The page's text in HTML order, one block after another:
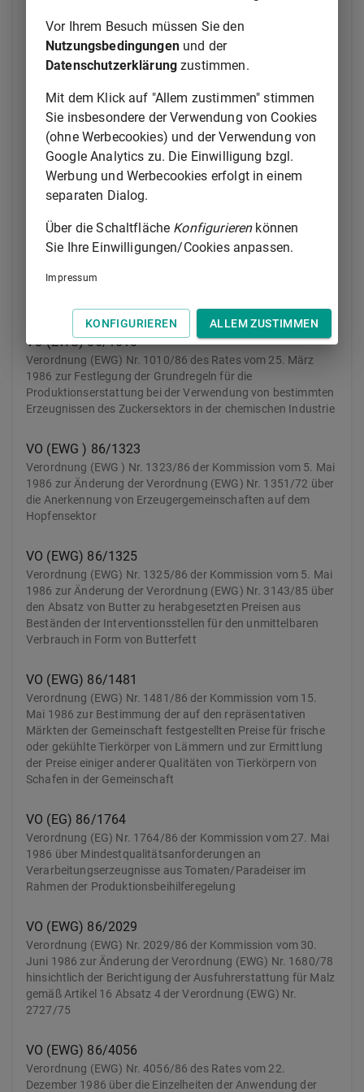
RL 86/415/EWG
Richtlinie des Rates vom 24. Juli 1986 über Einbau, Position,
Betätigungseinrichtungen von land- oder
forstwirtschaftlichen Zugmaschinen auf Rädern
(86/415/EWG)
RL 86/594/EWG
Richtlinie des Rates vom 1. Dezember 1986 über die
RL 86/635/EWG
Jahresabschluß und den konsolidierten Abschluß von
VO (EWG) 86/1010
Verordnung (EWG) Nr. 1010/86 des Rates vom 25. März
1986 zur Festlegung der Grundregeln für die
Produktionserstattung bei der Verwendung von bestimmten
Erzeugnissen des Zuckersektors in der chemischen Industrie
VO (EWG ) 86/1323
Verordnung (EWG ) Nr. 1323/86 der Kommission vom 5. Mai
1986 zur Änderung der Verordnung (EWG) Nr. 1351/72 über
die Anerkennung von Erzeugergemeinschaften auf dem
Hopfensektor
VO (EWG) 86/1325
Verordnung (EWG) Nr. 1325/86 der Kommission vom 5. Mai
1986 zur Änderung der Verordnung (EWG) Nr. 3143/85 über
den Absatz von Butter zu herabgesetzten Preisen aus
Beständen der Interventionsstellen für den unmittelbaren
Verbrauch in Form von Butterfett
VO (EWG) 86/1481
Verordnung (EWG) Nr. 1481/86 der Kommission vom 15.
Mai 1986 zur Bestimmung der auf den repräsentativen
Märkten der Gemeinschaft festgestellten Preise für frische
oder gekühlte Tierkörper von Lämmern und zur Ermittlung
der Preise einiger anderer Qualitäten von Tierkörpern von
Schafen in der Gemeinschaft
VO (EG) 86/1764
Verordnung (EG) Nr. 1764/86 der Kommission vom 27. Mai
1986 über Mindestqualitätsanforderungen an
Verarbeitungserzeugnisse aus Tomaten/Paradeiser im
Rahmen der Produktionsbeihilferegelung
VO (EWG) 86/2029
Verordnung (EWG) Nr. 2029/86 der Kommission vom 30.
Juni 1986 zur Änderung der Verordnung (EWG) Nr. 1680/78
hinsichtlich der Berichtigung der Ausfuhrerstattung für Malz
gemäß Artikel 16 Absatz 4 der Verordnung (EWG) Nr.
2727/75
VO (EWG) 86/4056
Verordnung (EWG) Nr. 4056/86 des Rates vom 22.
Dezember 1986 über die Einzelheiten der Anwendung der
Vor Ihrem Besuch müssen Sie den
Nutzungsbedingungenund der
Datenschutzerklärung zustimmen.
Mit dem Klick auf "Allem zustimmen" stimmen
Sie insbesondere der Verwendung von Cookies
(ohne Werbecookies) und der Verwendung von
Google Analytics zu. Die Einwilligung bzgl.
Werbung und Werbecookies erfolgt in einem
separaten Dialog.
Über die Schaltfläche Konfigurierenkönnen
Sie Ihre Einwilligungen/Cookies anpassen.
Impressum
KONFIGURIEREN ALLEM ZUSTIMMEN